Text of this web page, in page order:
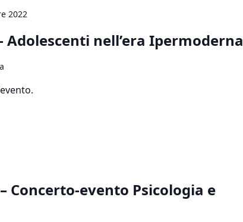
2022
Adolescenti nell’era Ipermoderna
Concerto-evento Psicologia e